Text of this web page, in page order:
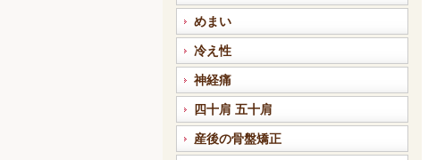
めまい
冷え性
神経痛
四十肩 五十肩
産後の骨盤矯正